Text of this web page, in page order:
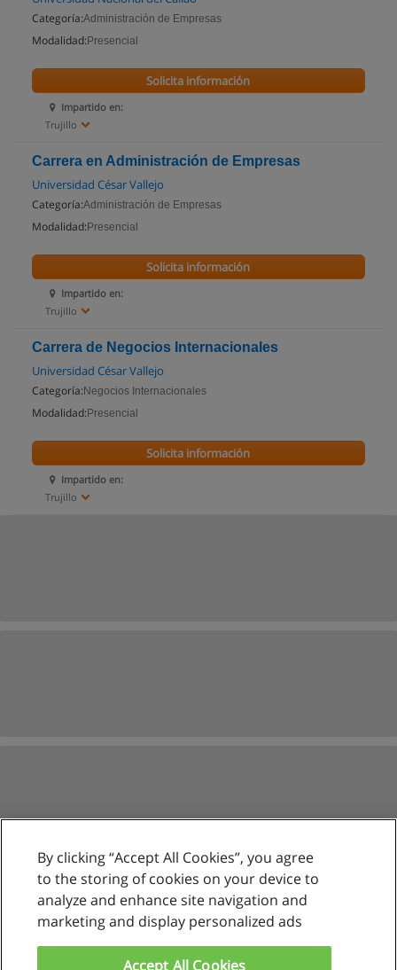
Categoría:Administración de Empresas
Modalidad: Presencial
Impartido en:
Trujillo
Solicita información
Carrera en Administración de Empresas
Universidad César Vallejo
Categoría:Administración de Empresas
Modalidad: Presencial
Impartido en:
Trujillo
Solicita información
Carrera de Negocios Internacionales
Universidad César Vallejo
Categoría: Negocios Internacionales
Modalidad: Presencial
Impartido en:
Trujillo
Solicita información
Reglas de uso
By clicking “Accept All Cookies”, you agree
to the storing of cookies on your device to
analyze and enhance site navigation and
marketing and display personalized ads
Accept All Cookies